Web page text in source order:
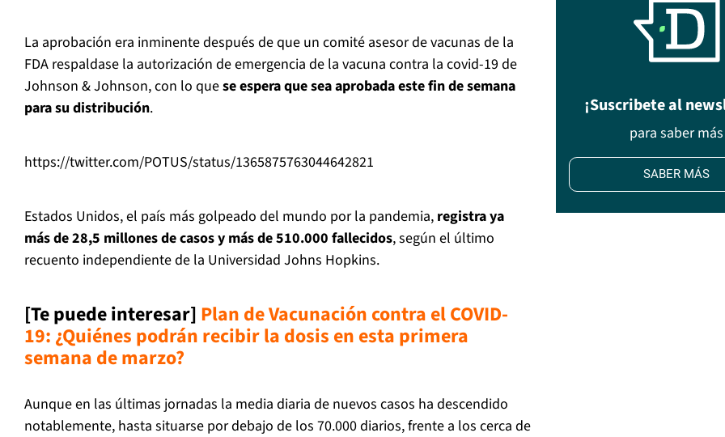
La aprobación era inminente después de que un comité asesor de vacunas de la
FDA respaldase la autorización de emergencia de la vacuna contra la covid-19 de
Johnson & Johnson, con lo quese espera que sea aprobada este fin de semana
para su distribución.
https://twitter.com/POTUS/status/1365875763044642821
Estados Unidos, el país más golpeado del mundo por la pandemia, registra ya
más de 28,5 millones de casos y más de 510.000 fallecidos, según el último
recuento independiente de la Universidad Johns Hopkins.
[Te puede interesar] Plan de Vacunación contra el COVID-
19: ¿Quiénes podrán recibir la dosis en esta primera
semana de marzo?
Aunque en las últimas jornadas la media diaria de nuevos casos ha descendido
notablemente, hasta situarse por debajo de los 70.000 diarios, frente a los cerca de
¡Suscribete al
para saber más
SABER MÁS